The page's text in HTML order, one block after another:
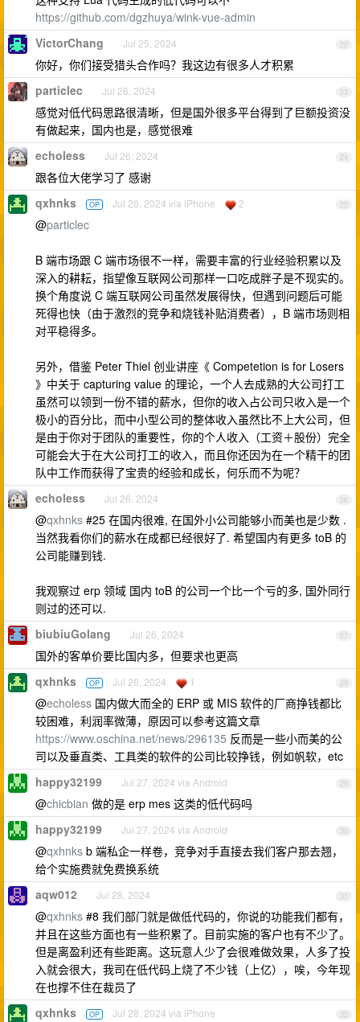
https://github.com/dgzhuya/wink-vue-admin
22
VictorChang Jul 25, 2024
你好，你们接受猎头合作吗？我这边有很多人才积累
23
particlec Jul 26, 2024
感觉对低代码思路很清晰，但是国外很多平台得到了巨额投资没
有做起来，国内也是，感觉很难
24
echoless Jul 26, 2024
跟各位大佬学习了 感谢
25
qxhnks OP Jul 26, 2024 via iPhone 2
@particlec
B 端市场跟 C 端市场很不一样，需要丰富的行业经验积累以及
深入的耕耘，指望像互联网公司那样一口吃成胖子是不现实的。
换个角度说 C 端互联网公司虽然发展得快，但遇到问题后可能
死得也快（由于激烈的竞争和烧钱补贴消费者），B 端市场则相
对平稳得多。
另外，借鉴 Peter Thiel 创业讲座《 Competetion is for Losers
》中关于 capturing value 的理论，一个人去成熟的大公司打工
虽然可以领到一份不错的薪水，但你的收入占公司只收入是一个
极小的百分比，而中小型公司的整体收入虽然比不上大公司，但
是由于你对于团队的重要性，你的个人收入（工资＋股份）完全
可能会大于在大公司打工的收入，而且你还因为在一个精干的团
队中工作而获得了宝贵的经验和成长，何乐而不为呢？
26
echoless Jul 26, 2024
@qxhnks #25 在国内很难, 在国外小公司能够小而美也是少数 .
当然我看你们的薪水在成都已经很好了. 希望国内有更多 toB 的
公司能赚到钱.
我观察过 erp 领域 国内 toB 的公司一个比一个亏的多, 国外同行
则过的还可以.
27
biubiuGolang Jul 26, 2024
国外的客单价要比国内多，但要求也更高
28
qxhnks OP Jul 26, 2024 1
@echoless 国内做大而全的 ERP 或 MIS 软件的厂商挣钱都比
较困难，利润率微薄，原因可以参考这篇文章
https://www.oschina.net/news/296135 反而是一些小而美的公
司以及垂直类、工具类的软件的公司比较挣钱，例如帆软，etc
29
happy32199 Jul 27, 2024 via Android
@chicbian 做的是 erp mes 这类的低代码吗
30
happy32199 Jul 27, 2024 via Android
@qxhnks b 端私企一样卷，竞争对手直接去我们客户那去翘，
给个实施费就免费换系统
31
aqw012 Jul 28, 2024
@qxhnks #8 我们部门就是做低代码的，你说的功能我们都有，
并且在这些方面也有一些积累了。目前实施的客户也有不少了。
但是离盈利还有些距离。这玩意人少了会很难做效果，人多了投
入就会很大，我司在低代码上烧了不少钱（上亿），唉，今年现
在也撑不住在裁员了
32
qxhnks OP Jul 28, 2024 via iPhone